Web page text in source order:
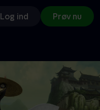
Log ind Prøv nu